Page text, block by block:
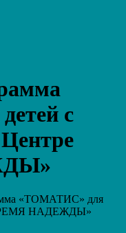
с
«ТОМАТИС» для
НАДЕЖДЫ»